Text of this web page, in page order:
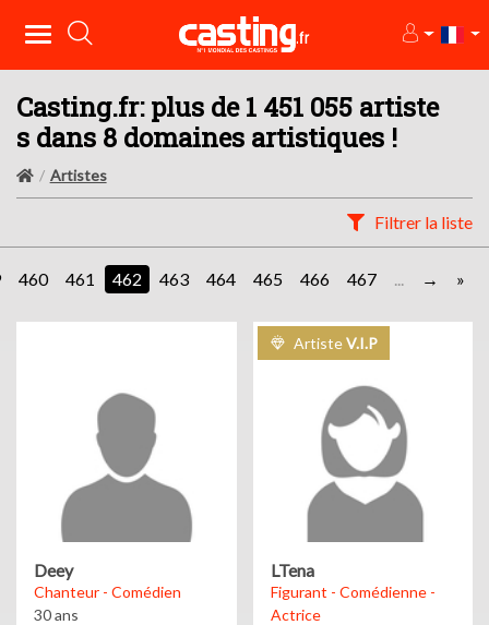
Casting.fr: plus de 1 451 055 artiste
s dans 8 domaines artistiques !
Artistes
Filtrer la liste
460 461 462 463 464 465 466 467 ... »
Deey
Chanteur - Comédien
30 ans
ArtisteV.I.P
LTena
Figurant - Comédienne -
Actrice